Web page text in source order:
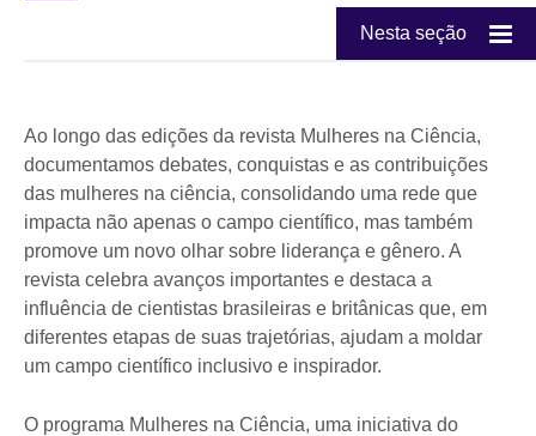
Nesta seção
Ao longo das edições da revista Mulheres na Ciência,
documentamos debates, conquistas e as contribuições
das mulheres na ciência, consolidando uma rede que
impacta não apenas o campo científico, mas também
promove um novo olhar sobre liderança e gênero. A
revista celebra avanços importantes e destaca a
influência de cientistas brasileiras e britânicas que, em
diferentes etapas de suas trajetórias, ajudam a moldar
um campo científico inclusivo e inspirador.
O programa Mulheres na Ciência, uma iniciativa do